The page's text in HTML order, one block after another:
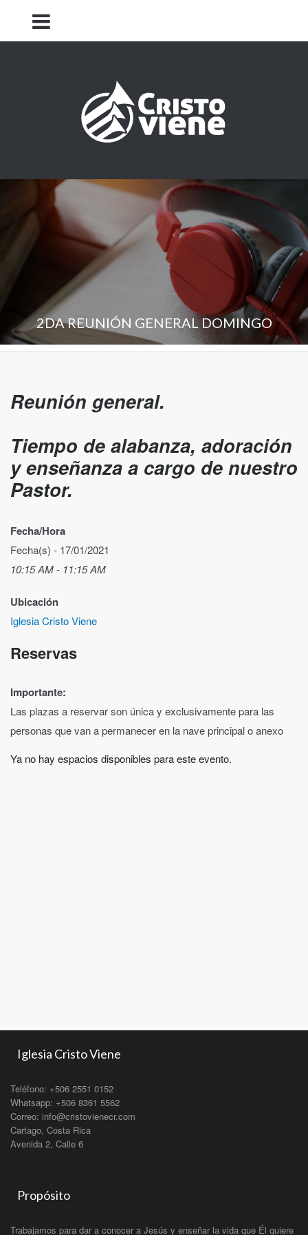
2DA REUNIÓN GENERAL DOMINGO
Reunión general.
Tiempo de alabanza, adoración
y enseñanza a cargo de nuestro
Pastor.
Fecha/Hora
Fecha(s) - 17/01/2021
10:15 AM - 11:15 AM
Ubicación
Iglesia Cristo Viene
Reservas
Importante:
Las plazas a reservar son única y exclusivamente para las
personas que van a permanecer en la nave principal o anexo
Ya no hay espacios disponibles para este evento.
Iglesia Cristo Viene
Teléfono: +506 2551 0152
Whatsapp: +506 8361 5562
Correo: info@cristovienecr.com
Cartago, Costa Rica
Avenida 2, Calle 6
Propósito
Trabajamos para dar a conocer a Jesús y enseñar la vida que Él quiere